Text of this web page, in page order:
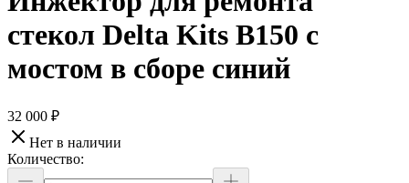
стекол Delta Kits B150 с
мостом в сборе синий
32 000 ₽
Нет в наличии
Количество: